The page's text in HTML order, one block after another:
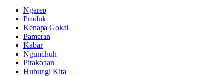
Ngarep
Produk
Kenapa Gokai
Pameran
Kabar
Ngundhuh
Pitakonan
Hubungi Kita